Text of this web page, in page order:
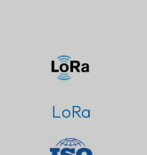
LoRa